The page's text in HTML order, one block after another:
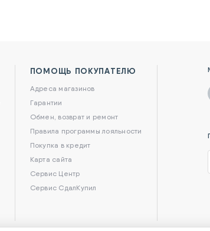
ПОМОЩЬ ПОКУПАТЕЛЮ
Адреса магазинов
Гарантии
Обмен, возврат и ремонт
Правила программы лояльности
Покупка в кредит
Карта сайта
Сервис Центр
Сервис СдалКупил